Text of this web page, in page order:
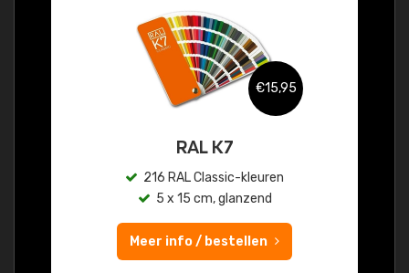
€15,95
RAL K7
216 RAL Classic-kleuren
5 x 15 cm, glanzend
Meer info / bestellen